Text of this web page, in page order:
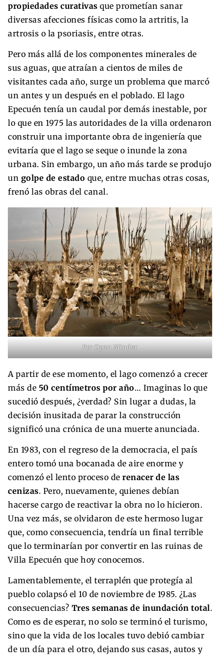
propiedades curativas que prometían sanar
diversas afecciones físicas como la artritis, la
artrosis o la psoriasis, entre otras.
Pero más allá de los componentes minerales de
sus aguas, que atraían a cientos de miles de
visitantes cada año, surge un problema que marcó
un antes y un después en el poblado. El lago
Epecuén tenía un caudal por demás inestable, por
lo que en 1975 las autoridades de la villa ordenaron
construir una importante obra de ingeniería que
evitaría que el lago se seque o inunde la zona
urbana. Sin embargo, un año más tarde se produjo
un golpe de estado que, entre muchas otras cosas,
frenó las obras del canal.
PorOpen Minder
A partir de ese momento, el lago comenzó a crecer
más de 50 centímetros por año… Imaginas lo que
sucedió después, ¿verdad? Sin lugar a dudas, la
decisión inusitada de parar la construcción
significó una crónica de una muerte anunciada.
En 1983, con el regreso de la democracia, el país
entero tomó una bocanada de aire enorme y
comenzó el lento proceso de renacer de las
cenizas. Pero, nuevamente, quienes debían
hacerse cargo de reactivar la obra no lo hicieron.
Una vez más, se olvidaron de este hermoso lugar
que, como consecuencia, tendría un final terrible
que lo terminarían por convertir en las ruinas de
Villa Epecuén que hoy conocemos.
Lamentablemente, el terraplén que protegía al
pueblo colapsó el 10 de noviembre de 1985. ¿Las
consecuencias? Tres semanas de inundación total.
Como es de esperar, no solo se terminó el turismo,
sino que la vida de los locales tuvo debió cambiar
de un día para el otro, dejando sus casas, autos y